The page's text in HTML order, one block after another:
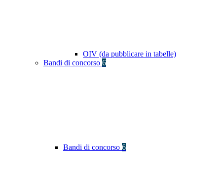
OIV (da pubblicare in tabelle)
Bandi di concorso 6
Bandi di concorso 6